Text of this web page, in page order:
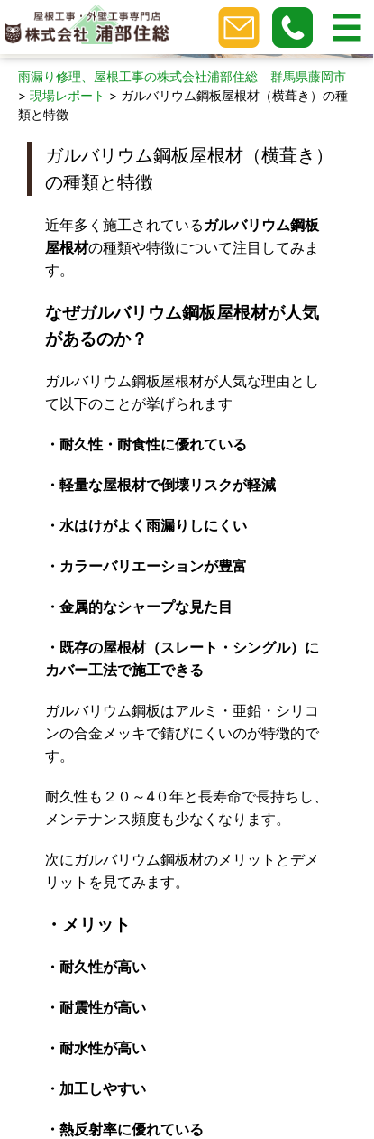
現場レポート
雨漏り修理、屋根工事の株式会社浦部住総 群馬県藤岡市
> 現場レポート > ガルバリウム鋼板屋根材（横葺き）の種
類と特徴
ガルバリウム鋼板屋根材（横葺き）
の種類と特徴
近年多く施工されているガルバリウム鋼板
屋根材の種類や特徴について注目してみま
す。
なぜガルバリウム鋼板屋根材が人気
があるのか？
ガルバリウム鋼板屋根材が人気な理由とし
て以下のことが挙げられます
・耐久性・耐食性に優れている
・軽量な屋根材で倒壊リスクが軽減
・水はけがよく雨漏りしにくい
・カラーバリエーションが豊富
・金属的なシャープな見た目
・既存の屋根材（スレート・シングル）に
カバー工法で施工できる
ガルバリウム鋼板はアルミ・亜鉛・シリコ
ンの合金メッキで錆びにくいのが特徴的で
す。
耐久性も２０～4０年と長寿命で長持ちし、
メンテナンス頻度も少なくなります。
次にガルバリウム鋼板材のメリットとデメ
リットを見てみます。
・メリット
・耐久性が高い
・耐震性が高い
・耐水性が高い
・加工しやすい
・熱反射率に優れている